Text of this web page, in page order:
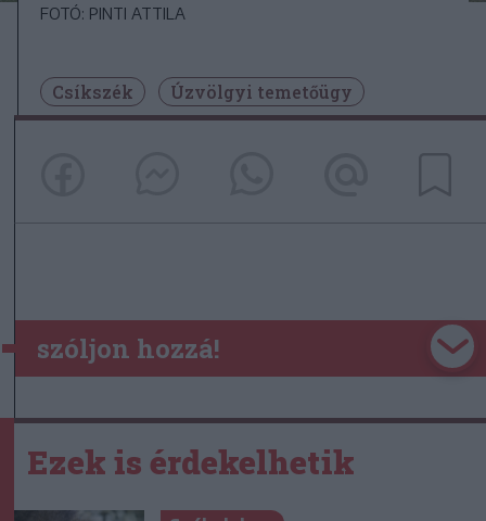
FOTÓ: PINTI ATTILA
Csíkszék Úzvölgyi temetőügy
szóljon hozzá!
Ezek is érdekelhetik